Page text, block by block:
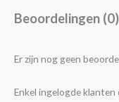
Beoordelingen (0)
Er zijn nog geen
Enkel ingelogde